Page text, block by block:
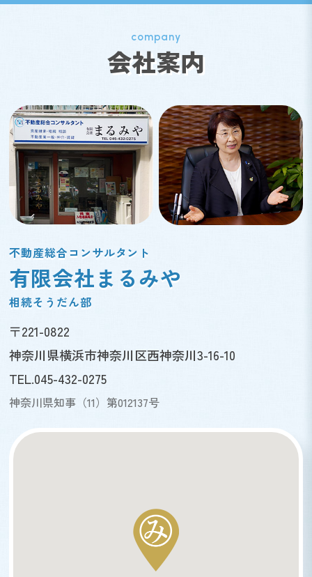
company
会社案内
不動産総合コンサルタント
有限会社まるみや
相続そうだん部
〒221-0822
神奈川県横浜市神奈川区西神奈川3-16-10
TEL.045-432-0275
神奈川県知事（11）第012137号